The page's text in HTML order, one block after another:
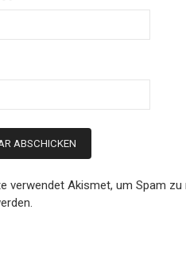
verwendet Akismet, um Spam zu